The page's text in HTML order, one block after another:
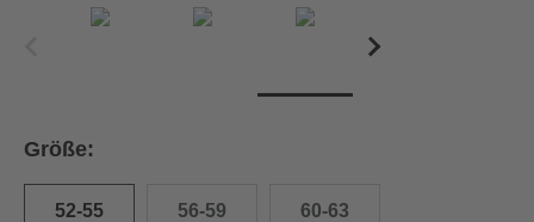
Größe:
52-55 56-59 60-63